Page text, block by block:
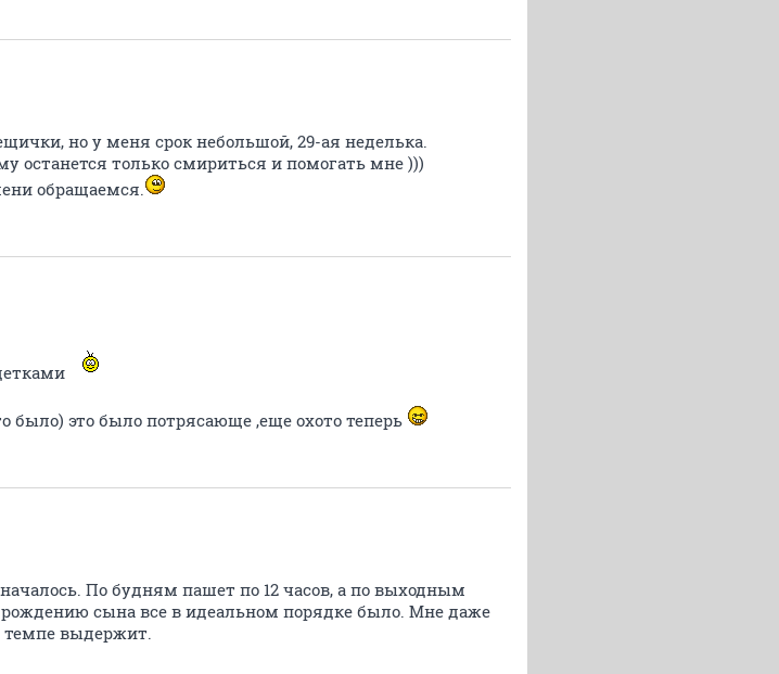
но у меня срок небольшой, 29-ая неделька.
останется только смириться и помогать мне )))
обращаемся.
было) это было потрясающе ,еще охото теперь
По будням пашет по 12 часов, а по выходным
сына все в идеальном порядке было. Мне даже
темпе выдержит.